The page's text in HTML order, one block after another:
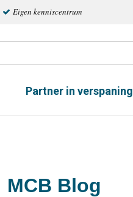
Eigen kenniscentrum
Partner in verspaning
MCB Blog